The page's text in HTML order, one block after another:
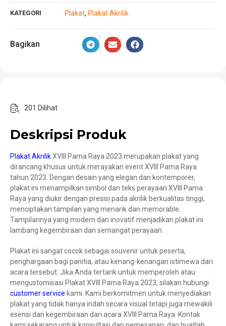
KATEGORI Plakat, Plakat Akrilik
Bagikan
201 Dilihat
Deskripsi Produk
Plakat AkrilikXVIII Pama Raya 2023 merupakan plakat yang
dirancang khusus untuk merayakan event XVIII Pama Raya
tahun 2023. Dengan desain yang elegan dan kontemporer,
plakat ini menampilkan simbol dan teks perayaan XVIII Pama
Raya yang diukir dengan presisi pada akrilik berkualitas tinggi,
menciptakan tampilan yang menarik dan memorable.
Tampilannya yang modern dan inovatif menjadikan plakat ini
lambang kegembiraan dan semangat perayaan.
Plakat ini sangat cocok sebagai souvenir untuk peserta,
penghargaan bagi panitia, atau kenang-kenangan istimewa dari
acara tersebut. Jika Anda tertarik untuk memperoleh atau
mengustomisasi Plakat XVIII Pama Raya 2023, silakan hubungi
customer service kami. Kami berkomitmen untuk menyediakan
plakat yang tidak hanya indah secara visual tetapi juga mewakili
esensi dan kegembiraan dari acara XVIII Pama Raya. Kontak